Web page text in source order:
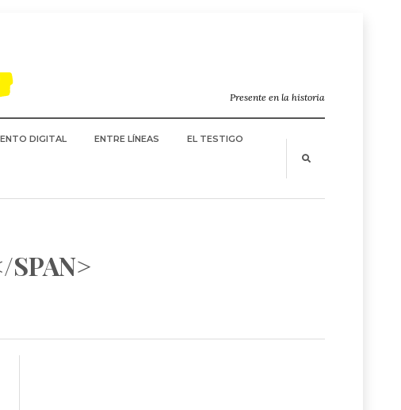
Presente en la historia
DIGITAL ENTRE LÍNEAS EL TESTIGO
SPAN>